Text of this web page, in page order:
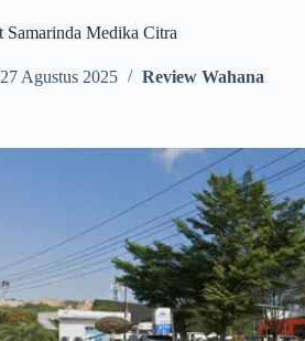
Samarinda Medika Citra
27 Agustus 2025 Review Wahana